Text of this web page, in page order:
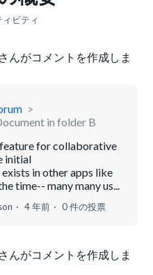
ビティ
さんがコメントを作成しま
in folder B
for collaborative
initial
in other apps like
time-- many many us...
4 年前 0 件の投票
さんがコメントを作成しま